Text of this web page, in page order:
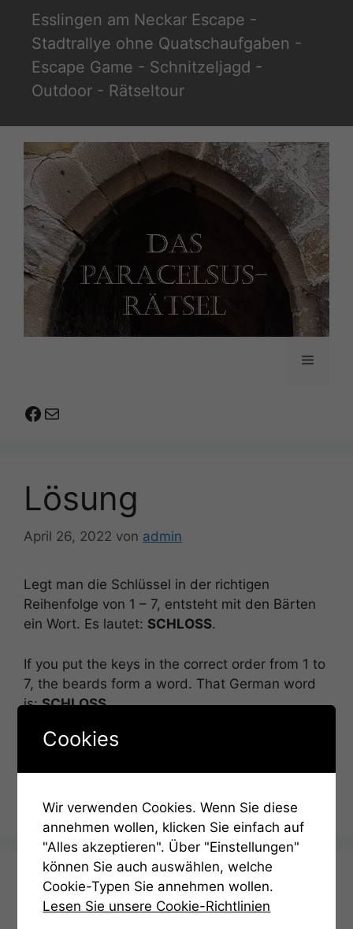
Inhalt
springen
Esslingen am Neckar Escape -
Stadtrallye ohne Quatschaufgaben -
Escape Game - Schnitzeljagd -
Outdoor - Rätseltour
Menü
Facebook
E-Mail
Lösung
April 26, 2022 von admin
Legt man die Schlüssel in der richtigen
Reihenfolge von 1 – 7, entsteht mit den Bärten
ein Wort. Es lautet: SCHLOSS.
If you put the keys in the correct order from 1 to
7, the beards form a word. That German word
is:SCHLOSS.
Kategorien
Hinweise
Hinweis 2
Lösung
Deutsch (Englisch below)
Cookies
Wir verwenden Cookies. Wenn Sie diese
annehmen wollen, klicken Sie einfach auf
"Alles akzeptieren". Über "Einstellungen"
können Sie auch auswählen, welche
Cookie-Typen Sie annehmen wollen.
Lesen Sie unsere Cookie-Richtlinien